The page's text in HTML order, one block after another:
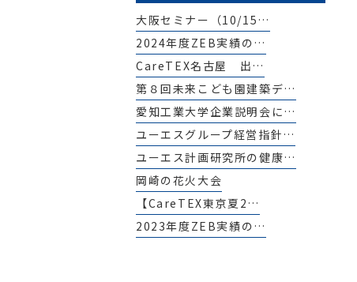
大阪セミナー（10/15…
2024年度ZEB実績の…
CareTEX名古屋 出…
第８回未来こども園建築デ…
愛知工業大学企業説明会に…
ユーエスグループ経営指針…
ユーエス計画研究所の健康…
岡崎の花火大会
【CareTEX東京夏2…
2023年度ZEB実績の…